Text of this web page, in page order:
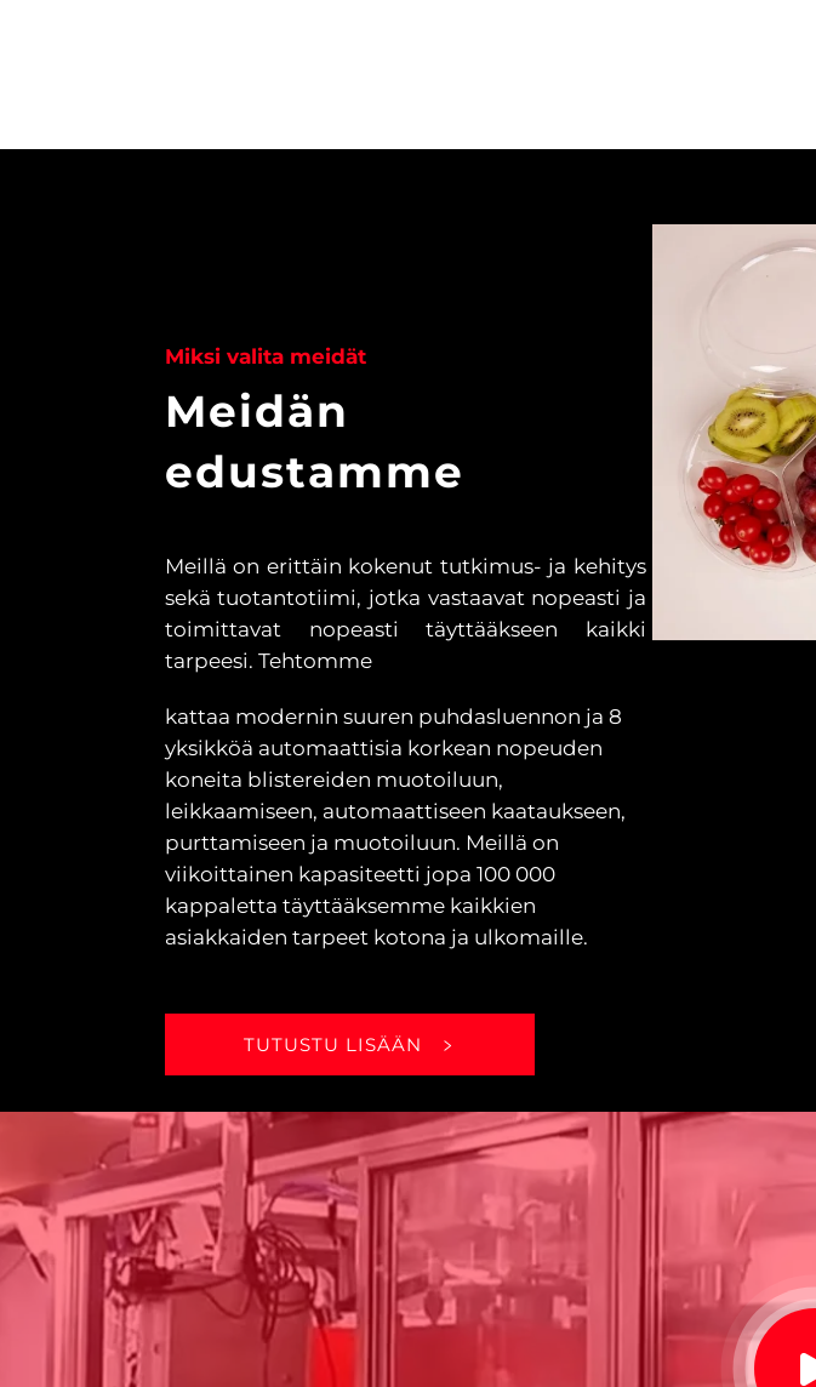
Miksi valita meidät
Meidän
edustamme
Meillä on erittäin kokenut tutkimus- ja kehitys
sekä tuotantotiimi, jotka vastaavat nopeasti ja
toimittavat nopeasti täyttääkseen kaikki
tarpeesi. Tehtomme
kattaa modernin suuren puhdasluennon ja 8
yksikköä automaattisia korkean nopeuden
koneita blistereiden muotoiluun,
leikkaamiseen, automaattiseen kaataukseen,
purttamiseen ja muotoiluun. Meillä on
viikoittainen kapasiteetti jopa 100 000
kappaletta täyttääksemme kaikkien
asiakkaiden tarpeet kotona ja ulkomaille.
TUTUSTU LISÄÄN